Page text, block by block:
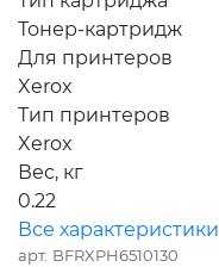
Тонер-картридж
Для принтеров
Xerox
Тип принтеров
Xerox
Вес, кг
0.22
Все характеристики
арт. BFRXPH6510130